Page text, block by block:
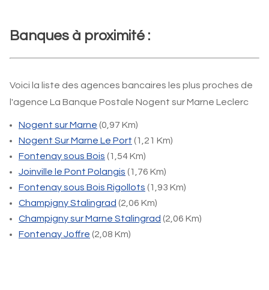
Banques à proximité :
Voici la liste des agences bancaires les plus proches de
l'agence La Banque Postale Nogent sur Marne Leclerc
Nogent sur Marne (0,97 Km)
Nogent Sur Marne Le Port (1,21 Km)
Fontenay sous Bois (1,54 Km)
Joinville le Pont Polangis (1,76 Km)
Fontenay sous Bois Rigollots (1,93 Km)
Champigny Stalingrad (2,06 Km)
Champigny sur Marne Stalingrad (2,06 Km)
Fontenay Joffre (2,08 Km)